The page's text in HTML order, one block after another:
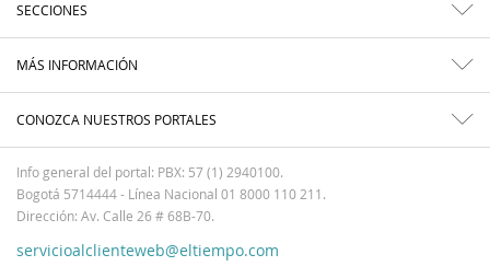
SECCIONES
MÁS INFORMACIÓN
CONOZCA NUESTROS PORTALES
Info general del portal: PBX: 57 (1) 2940100.
Bogotá 5714444 - Línea Nacional 01 8000 110 211.
Dirección: Av. Calle 26 # 68B-70.
servicioalclienteweb@eltiempo.com